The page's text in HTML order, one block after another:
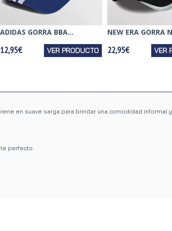
ADIDAS GORRA BBA...
12,95€ VER PRODUCTO
NEW ERA GORRA
22,95€ VER
en suave sarga para brindar una comodidad informal y
perfecto.